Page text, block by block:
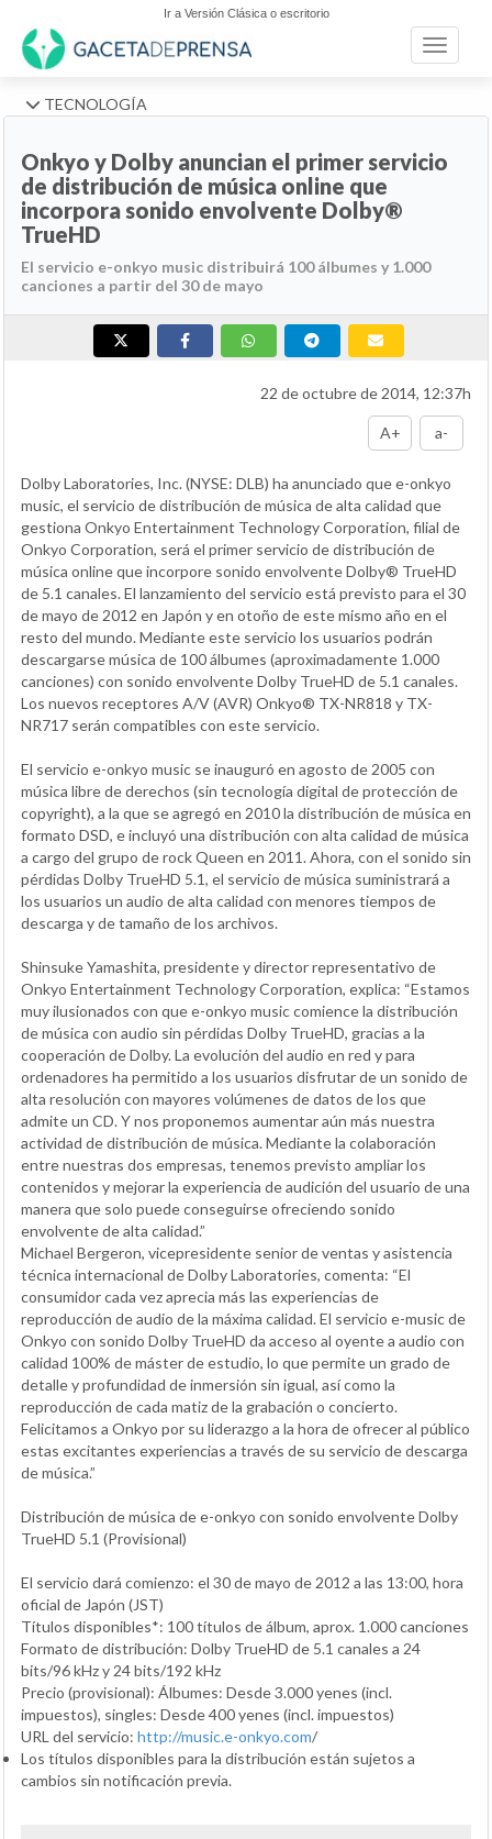
Ir a Versión Clásica o escritorio
Toggle
TECNOLOGÍA
Onkyo y Dolby anuncian el primer servicio
de distribución de música online que
incorpora sonido envolvente Dolby®
TrueHD
El servicio e-onkyo music distribuirá 100 álbumes y 1.000
canciones a partir del 30 de mayo
22 de octubre de 2014, 12:37h
A+ a-
Dolby Laboratories, Inc. (NYSE: DLB) ha anunciado que e-onkyo
music, el servicio de distribución de música de alta calidad que
gestiona Onkyo Entertainment Technology Corporation, filial de
Onkyo Corporation, será el primer servicio de distribución de
música online que incorpore sonido envolvente Dolby® TrueHD
de 5.1 canales. El lanzamiento del servicio está previsto para el 30
de mayo de 2012 en Japón y en otoño de este mismo año en el
resto del mundo. Mediante este servicio los usuarios podrán
descargarse música de 100 álbumes (aproximadamente 1.000
canciones) con sonido envolvente Dolby TrueHD de 5.1 canales.
Los nuevos receptores A/V (AVR) Onkyo® TX-NR818 y TX-
NR717 serán compatibles con este servicio.
El servicio e-onkyo music se inauguró en agosto de 2005 con
música libre de derechos (sin tecnología digital de protección de
copyright), a la que se agregó en 2010 la distribución de música en
formato DSD, e incluyó una distribución con alta calidad de música
a cargo del grupo de rock Queen en 2011. Ahora, con el sonido sin
pérdidas Dolby TrueHD 5.1, el servicio de música suministrará a
los usuarios un audio de alta calidad con menores tiempos de
descarga y de tamaño de los archivos.
Shinsuke Yamashita, presidente y director representativo de
Onkyo Entertainment Technology Corporation, explica: “Estamos
muy ilusionados con que e-onkyo music comience la distribución
de música con audio sin pérdidas Dolby TrueHD, gracias a la
cooperación de Dolby. La evolución del audio en red y para
ordenadores ha permitido a los usuarios disfrutar de un sonido de
alta resolución con mayores volúmenes de datos de los que
admite un CD. Y nos proponemos aumentar aún más nuestra
actividad de distribución de música. Mediante la colaboración
entre nuestras dos empresas, tenemos previsto ampliar los
contenidos y mejorar la experiencia de audición del usuario de una
manera que solo puede conseguirse ofreciendo sonido
envolvente de alta calidad.”
Michael Bergeron, vicepresidente senior de ventas y asistencia
técnica internacional de Dolby Laboratories, comenta: “El
consumidor cada vez aprecia más las experiencias de
reproducción de audio de la máxima calidad. El servicio e-music de
Onkyo con sonido Dolby TrueHD da acceso al oyente a audio con
calidad 100% de máster de estudio, lo que permite un grado de
detalle y profundidad de inmersión sin igual, así como la
reproducción de cada matiz de la grabación o concierto.
Felicitamos a Onkyo por su liderazgo a la hora de ofrecer al público
estas excitantes experiencias a través de su servicio de descarga
de música.”
Distribución de música de e-onkyo con sonido envolvente Dolby
TrueHD 5.1 (Provisional)
El servicio dará comienzo: el 30 de mayo de 2012 a las 13:00, hora
oficial de Japón (JST)
Títulos disponibles*: 100 títulos de álbum, aprox. 1.000 canciones
Formato de distribución: Dolby TrueHD de 5.1 canales a 24
bits/96 kHz y 24 bits/192 kHz
Precio (provisional): Álbumes: Desde 3.000 yenes (incl.
impuestos), singles: Desde 400 yenes (incl. impuestos)
URL del servicio: http://music.e-onkyo.com/
Los títulos disponibles para la distribución están sujetos a
cambios sin notificación previa.